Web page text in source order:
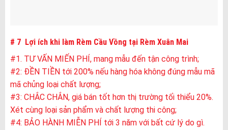
# 7 Lợi ích khi làm Rèm Cầu Vồng tại Rèm Xuân Mai
#1. TƯ VẤN MIẾN PHÍ, mang mẫu đến tận công trình;
#2: ĐỀN TIỀN tới 200% nếu hàng hóa không đúng mẫu mã
mã chủng loại chất lượng;
#3: CHẮC CHẮN, giá bán tốt hơn thị trường tối thiểu 20%.
Xét cùng loại sản phẩm và chất lượng thi công;
#4: BẢO HÀNH MIỄN PHÍ tới 3 năm với bất cứ lý do gì.